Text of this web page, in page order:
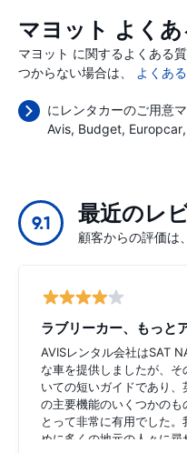
マヨット よく
マヨット に関するよくある
つからない場合は、
よくあ
にレンタカーのご用意マ
Avis Budget Europcar
9.1 最近のレ
顧客からの評価は
AVISレンタル会社はSAT
な車を提供しましたが、そ
いての短いガイドであり、
の主要機能のいくつかのも
とって非常に有用でした。
めに多くの地元の人々に尋